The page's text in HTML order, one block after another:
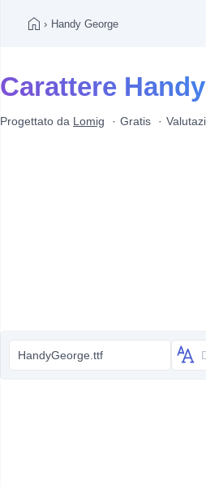
› Handy George
Carattere
Progettato da Lomig Gratis
HandyGeorge.ttf